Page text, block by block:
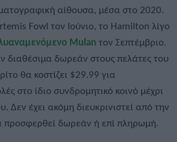
αίθουσα, μέσα στο 2020.
Fowl τον Ιούνιο, το Hamilton λίγο
Mulan τον Σεπτέμβριο.
διαθέσιμα δωρεάν στους πελάτες του
θα κοστίζει $29.99 για
στο ίδιο συνδρομητικό κοινό μέχρι
Δεν έχει ακόμη διευκρινιστεί από την
προσφερθεί δωρεάν ή επί πληρωμή.